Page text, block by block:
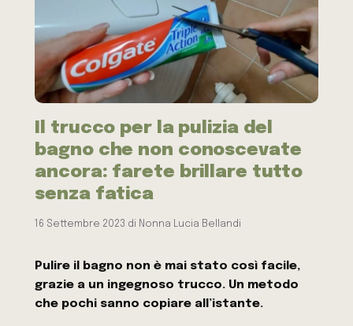
Il trucco per la pulizia del
bagno che non conoscevate
ancora: farete brillare tutto
senza fatica
16 Settembre 2023 di Nonna Lucia Bellandi
Pulire il bagno non è mai stato così facile,
grazie a un ingegnoso trucco. Un metodo
che pochi sanno copiare all’istante.